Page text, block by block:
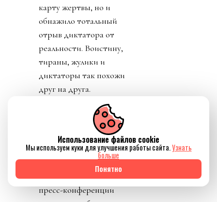
карту жертвы, но и
обнажило тотальный
отрыв диктатора от
реальности. Воистину,
тираны, жулики и
диктаторы так похожи
друг на друга.
День 8. Понедельник. А
где же главный
бенефициар и
«папочка» лысого из
ФИФА? А он не
отвечает на звонки. А на
пресс-конференции
Использование файлов cookie
Мы используем куки для улучшения работы сайта.Узнать
больше
Понятно